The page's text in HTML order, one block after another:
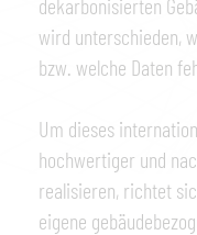
dekarbonisierten
wird unterschieden,
bzw. welche Daten
Um dieses
hochwertiger und
realisieren, richtet
eigene